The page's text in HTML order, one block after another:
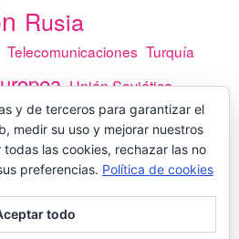
Rusia
Telecomunicaciones Turquía
Unión Soviética
y de terceros para garantizar el
medir su uso y mejorar nuestros
las cookies, rechazar las no
preferencias. Política de cookies
todo